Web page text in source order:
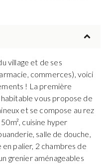
village et de ses
commerces), voici
! La première
vous propose de
et se compose au rez
cuisine hyper
salle de douche,
palier, 2 chambres de
grenier aménageables